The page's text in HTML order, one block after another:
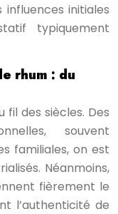
initiales
typiquement
rhum : du
fil des siècles. Des
souvent
familiales, on est
Néanmoins,
fièrement le
l’authenticité de